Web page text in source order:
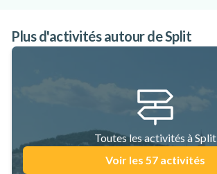
Plus d'activités autour de Split
Toutes les activités à Split
Voir les 57 activités